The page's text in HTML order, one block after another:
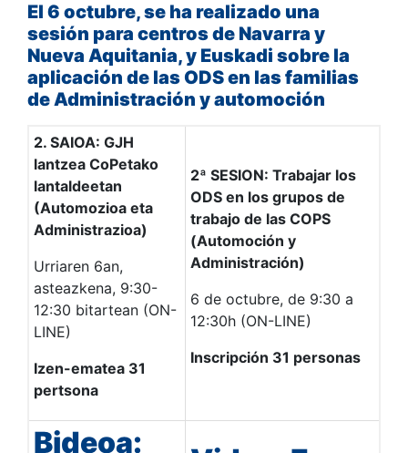
El 6 octubre, se ha realizado una
sesión para centros de Navarra y
Nueva Aquitania, y Euskadi sobre la
aplicación de las ODS en las familias
de Administración y automoción
2. SAIOA: GJH
lantzea CoPetako
lantaldeetan
(Automozioa eta
Administrazioa)
Urriaren 6an,
asteazkena, 9:30-
12:30 bitartean (ON-
LINE)
Izen-ematea 31
pertsona
2ª SESION: Trabajar los
ODS en los grupos de
trabajo de las COPS
(Automoción y
Administración)
6 de octubre, de 9:30 a
12:30h (ON-LINE)
Inscripción 31 personas
Bideoa: